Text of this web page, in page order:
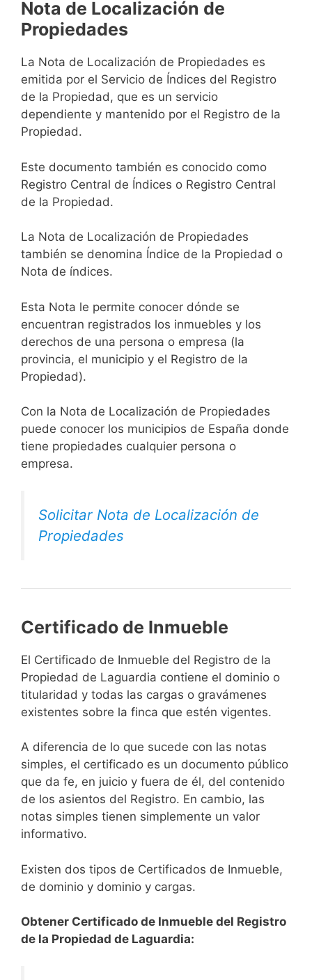
Nota de Localización de
Propiedades
La Nota de Localización de Propiedades es
emitida por el Servicio de Índices del Registro
de la Propiedad, que es un servicio
dependiente y mantenido por el Registro de la
Propiedad.
Este documento también es conocido como
Registro Central de Índices o Registro Central
de la Propiedad.
La Nota de Localización de Propiedades
también se denomina Índice de la Propiedad o
Nota de índices.
Esta Nota le permite conocer dónde se
encuentran registrados los inmuebles y los
derechos de una persona o empresa (la
provincia, el municipio y el Registro de la
Propiedad).
Con la Nota de Localización de Propiedades
puede conocer los municipios de España donde
tiene propiedades cualquier persona o
empresa.
Solicitar Nota de Localización de
Propiedades
Certificado de Inmueble
El Certificado de Inmueble del Registro de la
Propiedad de Laguardia contiene el dominio o
titularidad y todas las cargas o gravámenes
existentes sobre la finca que estén vigentes.
A diferencia de lo que sucede con las notas
simples, el certificado es un documento público
que da fe, en juicio y fuera de él, del contenido
de los asientos del Registro. En cambio, las
notas simples tienen simplemente un valor
informativo.
Existen dos tipos de Certificados de Inmueble,
de dominio y dominio y cargas.
Obtener Certificado de Inmueble del Registro
de la Propiedad de Laguardia: